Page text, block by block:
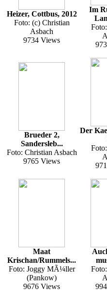
Heizer, Cottbus, 2012
Foto: (c) Christian
Asbach
9734 Views
Im
Brueder 2,
Sandersleb...
Foto: Christian Asbach
9765 Views
Der
Maat
Krischan/Rummels...
Foto: Joggy MÃ¼ller
(Pankow)
9676 Views